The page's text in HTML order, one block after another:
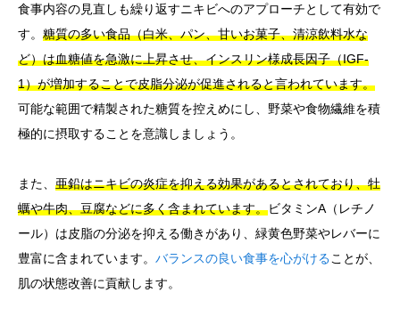
食事内容の見直しも繰り返すニキビへのアプローチとして有効で
す。 糖質の多い食品（白米、パン、甘いお菓子、清涼飲料水な
ど）は血糖値を急激に上昇させ、インスリン様成長因子（IGF-
1）が増加することで皮脂分泌が促進されると言われています。
可能な範囲で精製された糖質を控えめにし、野菜や食物繊維を積
極的に摂取することを意識しましょう。
また、 亜鉛はニキビの炎症を抑える効果があるとされており、牡
蠣や牛肉、豆腐などに多く含まれています。ビタミンA（レチノ
ール）は皮脂の分泌を抑える働きがあり、緑黄色野菜やレバーに
豊富に含まれています。 バランスの良い食事を心がけることが、
肌の状態改善に貢献します。